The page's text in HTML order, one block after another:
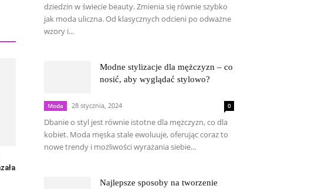
dziedzin w świecie beauty. Zmienia się równie szybko
jak moda uliczna. Od klasycznych odcieni po odważne
wzory i...
Modne stylizacje dla mężczyzn – co
nosić, aby wyglądać stylowo?
Moda 28 stycznia, 2024 0
Dbanie o styl jest równie istotne dla mężczyzn, co dla
kobiet. Moda męska stale ewoluuje, oferując coraz to
nowe trendy i możliwości wyrażania siebie...
Najlepsze sposoby na tworzenie